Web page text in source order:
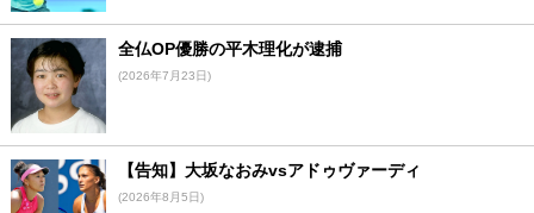
全仏OP優勝の平木理化が逮捕
(2026年7月23日)
【告知】大坂なおみvsアドゥヴァーディ
(2026年8月5日)